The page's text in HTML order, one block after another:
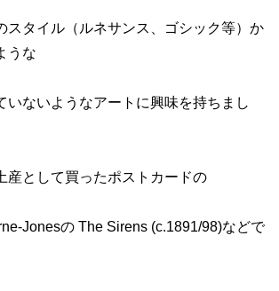
スタイル（ルネサンス、ゴシック等）か
うな
いないようなアートに興味を持ちまし
産として買ったポストカードの
Jonesの The Sirens (c.1891/98)などで